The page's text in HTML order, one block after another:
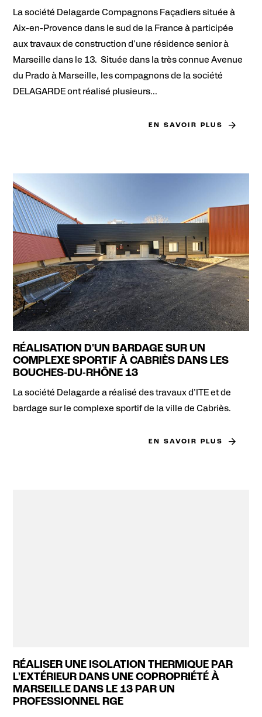
La société Delagarde Compagnons Façadiers située à
Aix-en-Provence dans le sud de la France à participée
aux travaux de construction d'une résidence senior à
Marseille dans le 13. Située dans la très connue Avenue
du Prado à Marseille, les compagnons de la société
DELAGARDE ont réalisé plusieurs...
EN SAVOIR PLUS
RÉALISATION D'UN BARDAGE SUR UN
COMPLEXE SPORTIF À CABRIÈS DANS LES
BOUCHES-DU-RHÔNE 13
La société Delagarde a réalisé des travaux d'ITE et de
bardage sur le complexe sportif de la ville de Cabriès.
EN SAVOIR PLUS
RÉALISER UNE ISOLATION THERMIQUE PAR
L'EXTÉRIEUR DANS UNE COPROPRIÉTÉ À
MARSEILLE DANS LE 13 PAR UN
PROFESSIONNEL RGE